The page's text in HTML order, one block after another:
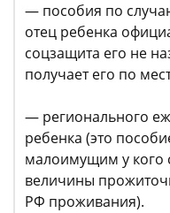
— пособия по
отец ребенка
соцзащита его не
получает его по
— регионального
ребенка (это
малоимущим у кого
величины
РФ проживания).